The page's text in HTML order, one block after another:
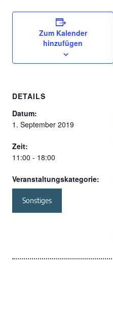
Zum Kalender
hinzufügen
DETAILS
Datum:
1. September 2019
Zeit:
11:00 - 18:00
Veranstaltungskategorie:
Sonstiges